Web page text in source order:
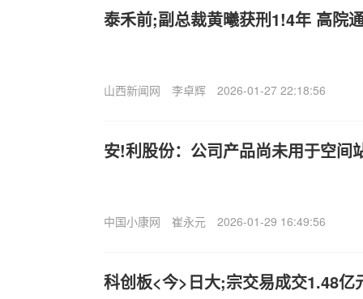
泰禾前;副总裁黄曦获刑1!4年 高院
山西新闻网 李卓辉 2026-01-27 22:18:56
安!利股份：公司产品尚未用于空间
中国小康网 崔永元 2026-01-29 16:49:56
科创板<今>日大;宗交易成交1.48亿